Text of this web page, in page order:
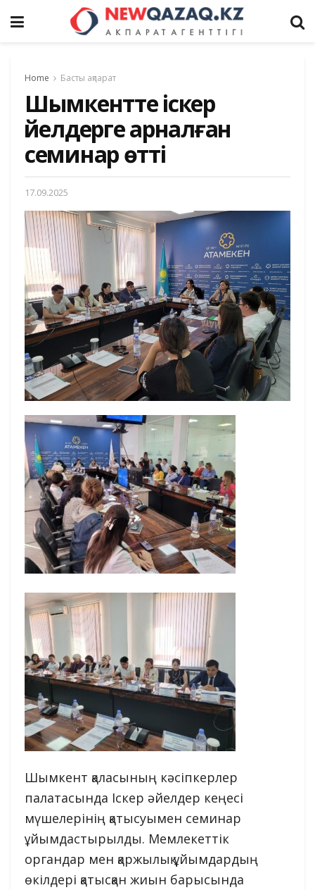
Home Басты ақпарат
Шымкентте іскер
әйелдерге арналған
семинар өтті
17.09.2025
Шымкент қаласының кәсіпкерлер
палатасында Іскер әйелдер кеңесі
мүшелерінің қатысуымен семинар
ұйымдастырылды. Мемлекеттік
органдар мен қаржылық ұйымдардың
өкілдері қатысқан жиын барысында